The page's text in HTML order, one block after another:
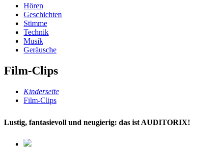
Hören
Geschichten
Stimme
Technik
Musik
Geräusche
Film-Clips
Kinderseite
Film-Clips
Lustig, fantasievoll und neugierig: das ist AUDITORIX!